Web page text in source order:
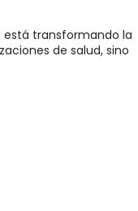
está transformando la
de salud, sino